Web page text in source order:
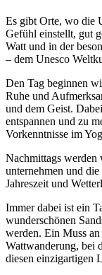
Es gibt Orte, wo die
Gefühl einstellt, gut
Watt und in der
– dem Unesco
Den Tag beginnen
Ruhe und
und dem Geist.
entspannen und zu
Vorkenntnisse im
Nachmittags
unternehmen und
Jahreszeit und
Immer dabei ist ein
wunderschönen
werden. Ein Muss
Wattwanderung, bei
diesen einzigartigen